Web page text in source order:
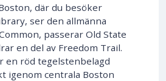
där du besöker
ser den allmänna
passerar Old State
en del av Freedom Trail.
en röd tegelstenbelagd
igenom centrala Boston